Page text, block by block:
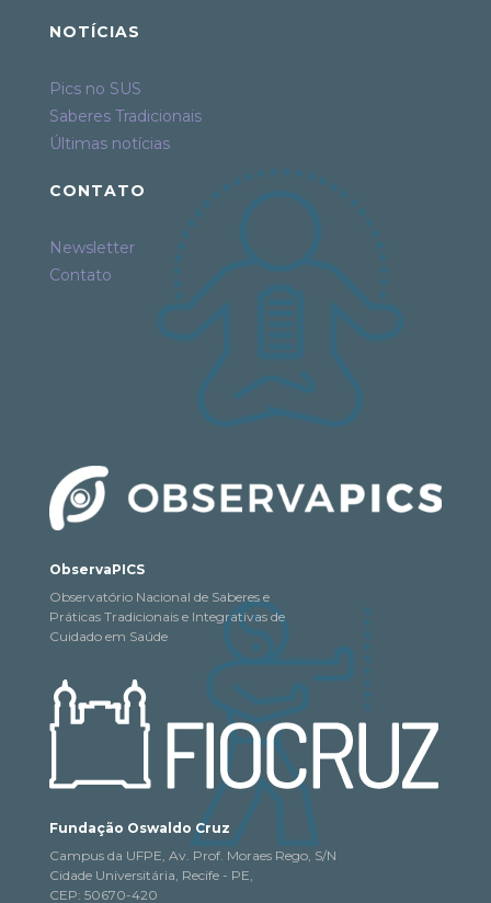
NOTÍCIAS
Pics no SUS
Saberes Tradicionais
Últimas notícias
CONTATO
Newsletter
Contato
ObservaPICS
Observatório Nacional de Saberes e
Práticas Tradicionais e Integrativas de
Cuidado em Saúde
Fundação Oswaldo Cruz
Campus da UFPE, Av. Prof. Moraes Rego, S/N
Cidade Universitária, Recife - PE,
CEP: 50670-420